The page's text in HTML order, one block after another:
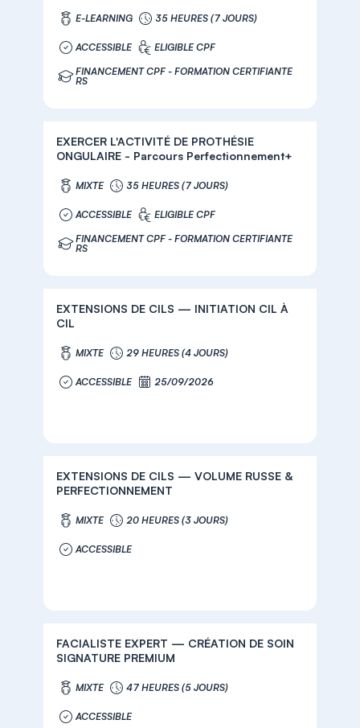
E-LEARNING 35 HEURES (7 JOURS)
ACCESSIBLE
ELIGIBLE CPF
FINANCEMENT CPF - FORMATION CERTIFIANTE
RS
EXERCER L'ACTIVITÉ DE PROTHÉSIE
ONGULAIRE - Parcours Perfectionnement+
MIXTE 35 HEURES (7 JOURS)
ACCESSIBLE
ELIGIBLE CPF
FINANCEMENT CPF - FORMATION CERTIFIANTE
RS
EXTENSIONS DE CILS — INITIATION CIL À
CIL
MIXTE 29 HEURES (4 JOURS)
ACCESSIBLE 25/09/2026
EXTENSIONS DE CILS — VOLUME RUSSE &
PERFECTIONNEMENT
MIXTE 20 HEURES (3 JOURS)
ACCESSIBLE
FACIALISTE EXPERT — CRÉATION DE SOIN
SIGNATURE PREMIUM
MIXTE 47 HEURES (5 JOURS)
ACCESSIBLE